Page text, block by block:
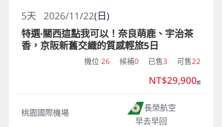
2026/11/22(日)
5天
特選·關西這點我可以！奈良萌鹿、宇治茶
香，京阪新舊交織的質感輕旅5日
機位 26 候補0 已售3 可售22
桃園國際機場
長榮航空
早去早回
NT$29,900起